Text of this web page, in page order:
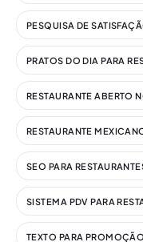
PESQUISA DE
PRATOS DO DIA PARA
RESTAURANTE ABERTO
RESTAURANTE
SEO PARA
SISTEMA PDV PARA
TEXTO PARA